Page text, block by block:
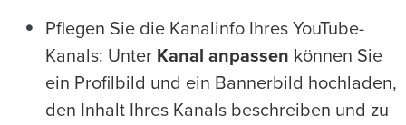
Pflegen Sie die Kanalinfo Ihres YouTube-
Kanals: Unter Kanal anpassen können Sie
ein Profilbild und ein Bannerbild hochladen,
den Inhalt Ihres Kanals beschreiben und zu